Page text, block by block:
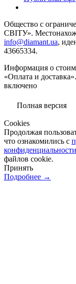
Общество с
СВІТУ».
info@diamant.ua,
43665334.
Информация о
«Оплата и
включено
Полная версия
Сookies
Продолжая
что ознакомились с
конфиденциальности
файлов cookie.
Принять
Подробнее →